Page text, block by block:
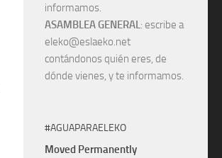
informamos.
ASAMBLEA GENERAL: escribe a
eleko@eslaeko.net
contándonos quién eres, de
dónde vienes, y te informamos.
#AGUAPARAELEKO
Moved Permanently